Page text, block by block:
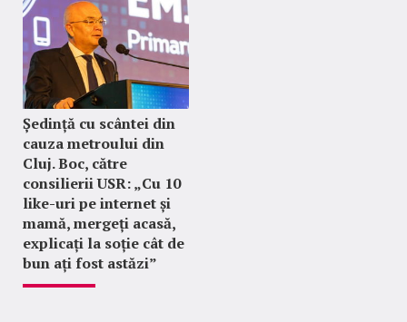
Ședință cu scântei din
cauza metroului din
Cluj. Boc, către
consilierii USR: „Cu 10
like-uri pe internet și
mamă, mergeți acasă,
explicați la soție cât de
bun ați fost astăzi”